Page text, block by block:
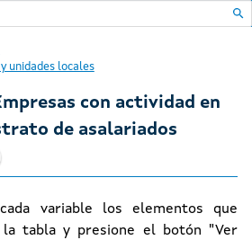
unidades locales
con actividad en
de asalariados
variable los elementos que
tabla y presione el botón "Ver